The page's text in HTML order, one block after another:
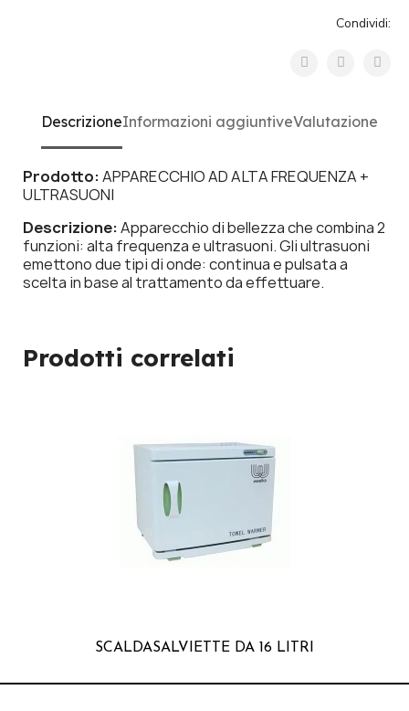
Condividi:
DescrizioneInformazioni aggiuntiveValutazione
Prodotto:APPARECCHIO AD ALTA FREQUENZA +
ULTRASUONI
Descrizione:Apparecchio di bellezza che combina 2
funzioni: alta frequenza e ultrasuoni. Gli ultrasuoni
emettono due tipi di onde: continua e pulsata a
scelta in base al trattamento da effettuare.
Prodotti correlati
SCALDASALVIETTE DA 16 LITRI